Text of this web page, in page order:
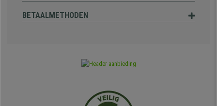
BETAALMETHODEN